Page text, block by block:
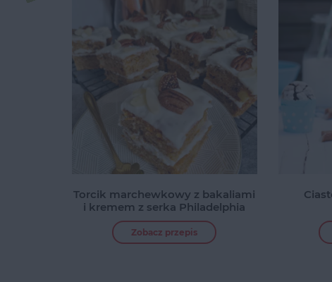
Torcik marchewkowy z bakaliami
i kremem z serka Philadelphia
Zobacz przepis